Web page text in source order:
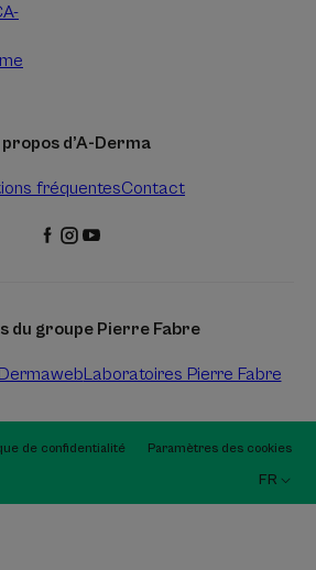
propos d’A-Derma
fréquentesContact
du groupe Pierre Fabre
DermawebLaboratoires Pierre Fabre
de confidentialité Paramètres des cookies
FR